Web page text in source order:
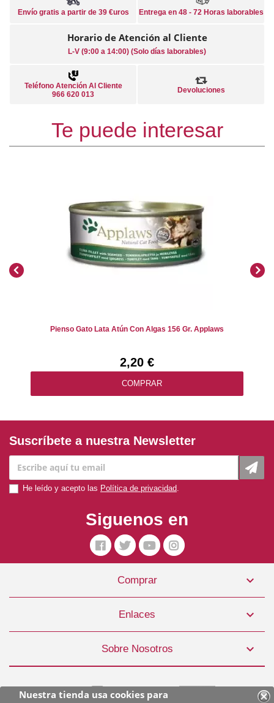
Nuestra tienda usa cookies para
Envío gratis a partir de 39 €uros Entrega en 48 - 72 Horas laborables
Horario de Atención al Cliente
L-V (9:00 a 14:00) (Solo días laborables)
Teléfono Atención Al Cliente
966 620 013
Devoluciones
Te puede interesar
Pienso Gato Lata Atún Con Algas 156 Gr. Applaws
2,20 €
COMPRAR
Pienso Gato Tarrina Filete Atún Y Gambas 60 Gr. Applaws
1,49 €
COMPRAR
Suscríbete a nuestra Newsletter
He leído y acepto las Política de privacidad
Siguenos en
Comprar 
Enlaces 
Sobre Nosotros 